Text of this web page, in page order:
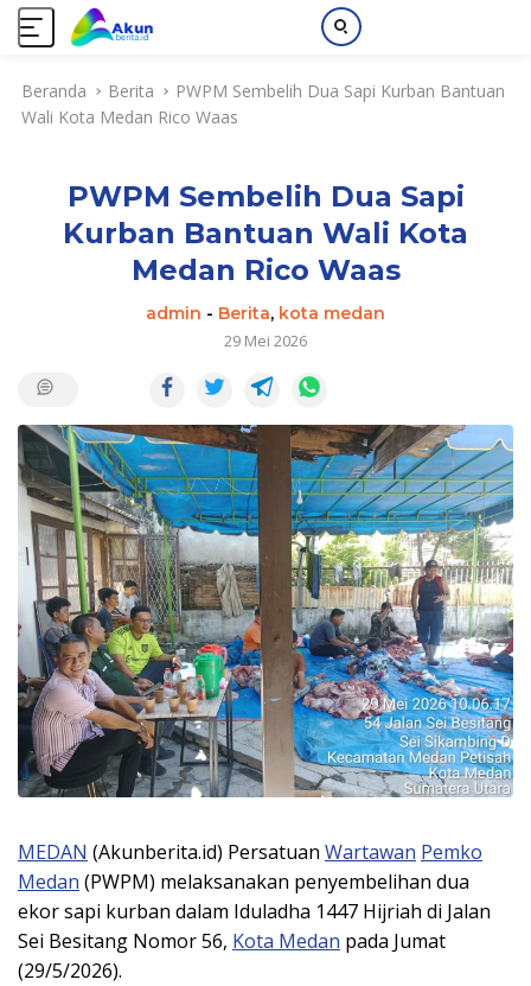
Beranda Berita
PWPM Sembelih Dua Sapi Kurban Bantuan
Wali Kota Medan Rico Waas
PWPM Sembelih Dua Sapi
Kurban Bantuan Wali Kota
Medan Rico Waas
admin - Berita, kota medan
29 Mei 2026
MEDAN (Akunberita.id) Persatuan Wartawan Pemko
Medan (PWPM) melaksanakan penyembelihan dua
ekor sapi kurban dalam Iduladha 1447 Hijriah di Jalan
Sei Besitang Nomor 56, Kota Medan pada Jumat
(29/5/2026).